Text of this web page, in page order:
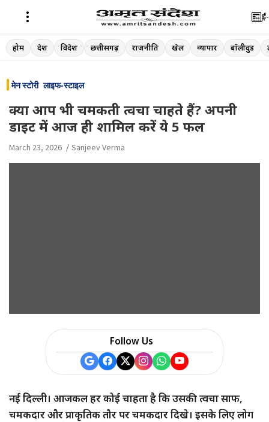
Skip
to
होम देश विदेश छत्तीसगढ़ राजनीति खेल व्यापार बॉलीवुड
मेन स्टोरी लाइफ-स्टाइल
क्या आप भी चमकती त्वचा चाहते हैं? अपनी
डाइट में आज ही शामिल करें ये 5 फल
March 23, 2026 Sanjeev Verma
Follow Us
नई दिल्ली। आजकल हर कोई चाहता है कि उसकी त्वचा साफ,
चमकदार और प्राकृतिक तौर पर चमकदार दिखे। इसके लिए लोग